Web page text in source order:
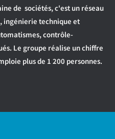
de sociétés, c'est un réseau
ingénierie technique et
contrôle-
Le groupe réalise un chiffre
plus de 1 200 personnes.